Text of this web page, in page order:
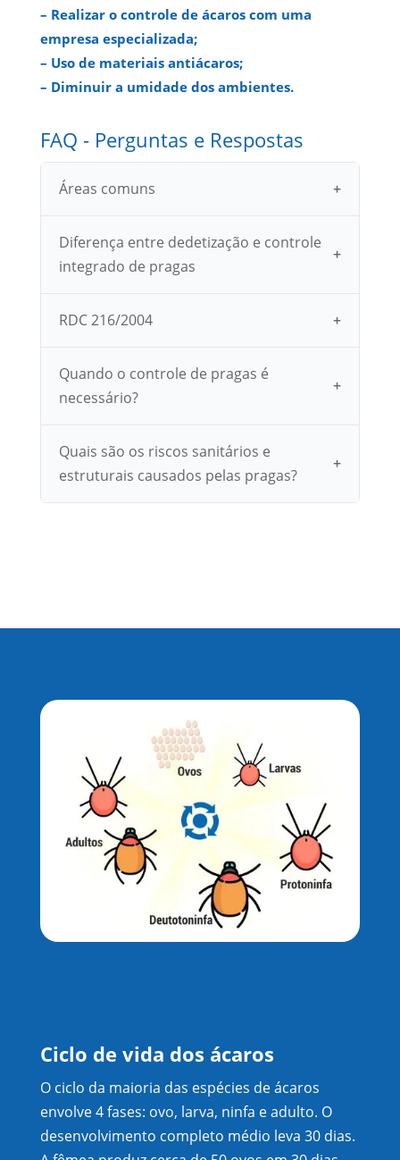
– Realizar o controle de ácaros com uma
empresa especializada;
– Uso de materiais antiácaros;
– Diminuir a umidade dos ambientes.
FAQ - Perguntas e Respostas
Áreas comuns
Diferença entre dedetização e controle
integrado de pragas
RDC 216/2004
Quando o controle de pragas é
necessário?
Quais são os riscos sanitários e
estruturais causados pelas pragas?
Ciclo de vida dos ácaros
O ciclo da maioria das espécies de ácaros
envolve 4 fases: ovo, larva, ninfa e adulto. O
desenvolvimento completo médio leva 30 dias.